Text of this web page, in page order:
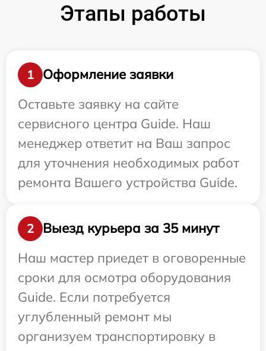
Этапы работы
1
Оформление заявки
Оставьте заявку на сайте
сервисного центра Guide. Наш
менеджер ответит на Ваш запрос
для уточнения необходимых работ
ремонта Вашего устройства Guide.
2
Выезд курьера за 35 минут
Наш мастер приедет в оговоренные
сроки для осмотра оборудования
Guide. Если потребуется
углубленный ремонт мы
организуем транспортировку в